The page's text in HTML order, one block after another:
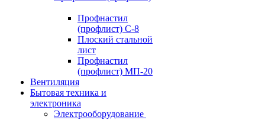
Профнастил
(профлист) С-8
Плоский стальной
лист
Профнастил
(профлист) МП-20
Вентиляция
Бытовая техника и
электроника
Электрооборудование